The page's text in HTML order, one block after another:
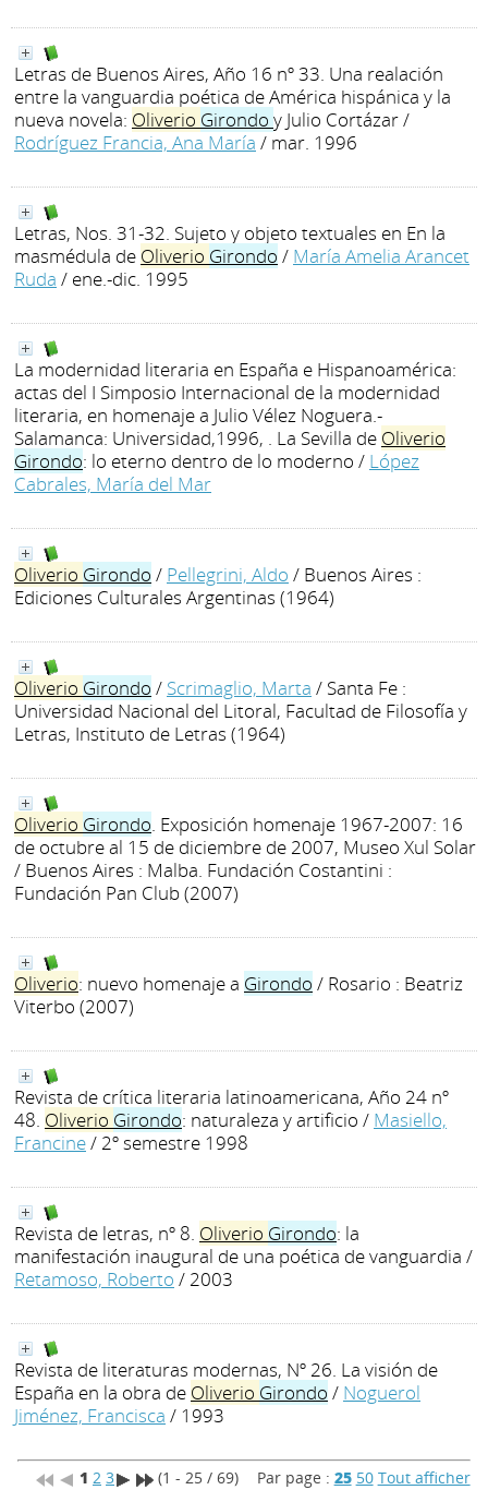
Letras de Buenos Aires, Año 16 nº 33. Una realación
entre la vanguardia poética de América hispánica y la
nueva novela: Oliverio Girondo y Julio Cortázar/
Rodríguez Francia, Ana María / mar. 1996
Letras, Nos. 31-32. Sujeto y objeto textuales en En la
masmédula de Oliverio Girondo / María Amelia Arancet
Ruda / ene.-dic. 1995
La modernidad literaria en España e Hispanoamérica:
actas del I Simposio Internacional de la modernidad
literaria, en homenaje a Julio Vélez Noguera.-
Salamanca: Universidad,1996, . La Sevilla de Oliverio
Girondo: lo eterno dentro de lo moderno / López
Cabrales, María del Mar
Oliverio Girondo / Pellegrini, Aldo / Buenos Aires :
Ediciones Culturales Argentinas (1964)
Oliverio Girondo / Scrimaglio, Marta / Santa Fe :
Universidad Nacional del Litoral, Facultad de Filosofía y
Letras, Instituto de Letras (1964)
Oliverio Girondo. Exposición homenaje 1967-2007: 16
de octubre al 15 de diciembre de 2007, Museo Xul Solar
/ Buenos Aires : Malba. Fundación Costantini :
Fundación Pan Club (2007)
Oliverio: nuevo homenaje a Girondo / Rosario : Beatriz
Viterbo (2007)
Revista de crítica literaria latinoamericana, Año 24 nº
48. Oliverio Girondo: naturaleza y artificio / Masiello,
Francine/ 2º semestre 1998
Revista de letras, nº 8. Oliverio Girondo: la
manifestación inaugural de una poética de vanguardia /
Retamoso, Roberto / 2003
Revista de literaturas modernas, Nº 26. La visión de
España en la obra de Oliverio Girondo / Noguerol
Jiménez, Francisca / 1993
1 2 3 (1 - 25 / 69) Par page : 25 50 Tout afficher